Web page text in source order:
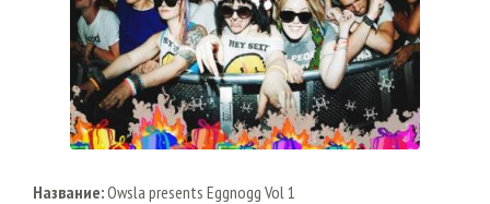
Название:Owsla presents Eggnogg Vol 1